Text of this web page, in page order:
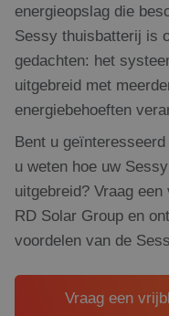
energieopslag die
Sessy thuisbatterij is
gedachten: het
uitgebreid met
energiebehoeften
Bent u
u weten hoe uw
uitgebreid? Vraag
RD Solar Group en
voordelen van de
Vraag een